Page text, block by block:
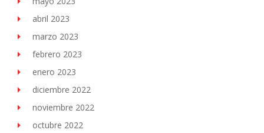
abril 2023
marzo 2023
febrero 2023
enero 2023
diciembre 2022
noviembre 2022
octubre 2022